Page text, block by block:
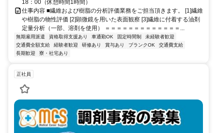
18：00（休憩時間1時間）
仕事内容 ■繊維および樹脂の分析評価業務をご担当頂きます。 [1]繊維
や樹脂の物性評価 [2]顕微鏡を用いた表面観察 [3]繊維に付着する油剤
定量分析（一部、溶剤を使用） ＝＝＝＝＝＝＝＝＝＝＝＝＝...
無期雇用派遣 資格取得支援あり 車通勤OK 固定時間制
未経験者歓迎
交通費全額支給
経験者歓迎 研修あり 賞与あり ブランクOK
交通費支給
長期歓迎
寮・社宅あり
正社員